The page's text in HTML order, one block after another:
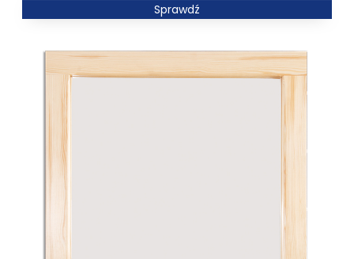
218,00 zł
do
Sprawdź